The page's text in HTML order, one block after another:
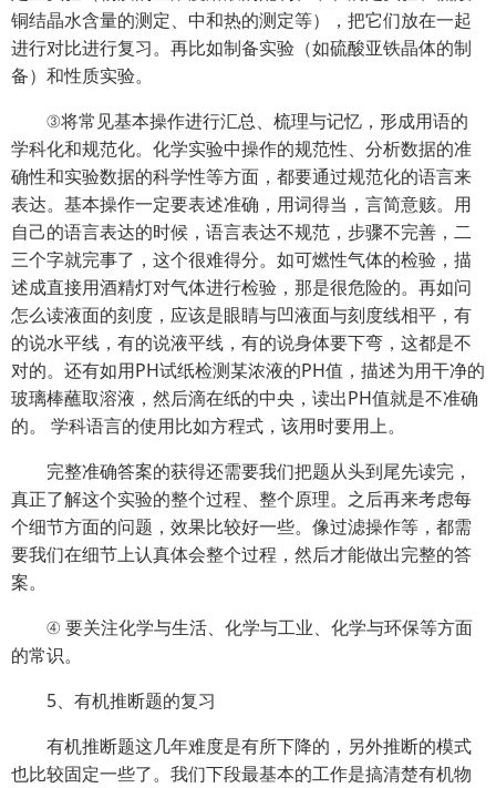
铜结晶水含量的测定、中和热的测定等），把它们放在一起
进行对比进行复习。再比如制备实验（如硫酸亚铁晶体的制
备）和性质实验。
③将常见基本操作进行汇总、梳理与记忆，形成用语的
学科化和规范化。化学实验中操作的规范性、分析数据的准
确性和实验数据的科学性等方面，都要通过规范化的语言来
表达。基本操作一定要表述准确，用词得当，言简意赅。用
自己的语言表达的时候，语言表达不规范，步骤不完善，二
三个字就完事了，这个很难得分。如可燃性气体的检验，描
述成直接用酒精灯对气体进行检验，那是很危险的。再如问
怎么读液面的刻度，应该是眼睛与凹液面与刻度线相平，有
的说水平线，有的说液平线，有的说身体要下弯，这都是不
对的。还有如用PH试纸检测某浓液的PH值，描述为用干净的
玻璃棒蘸取溶液，然后滴在纸的中央，读出PH值就是不准确
的。 学科语言的使用比如方程式，该用时要用上。
完整准确答案的获得还需要我们把题从头到尾先读完，
真正了解这个实验的整个过程、整个原理。之后再来考虑每
个细节方面的问题，效果比较好一些。像过滤操作等，都需
要我们在细节上认真体会整个过程，然后才能做出完整的答
案。
④ 要关注化学与生活、化学与工业、化学与环保等方面
的常识。
5、有机推断题的复习
有机推断题这几年难度是有所下降的，另外推断的模式
也比较固定一些了。我们下段最基本的工作是搞清楚有机物